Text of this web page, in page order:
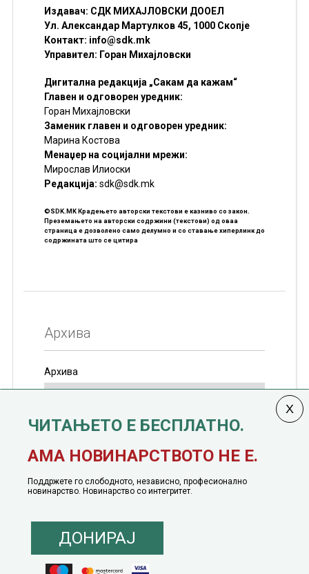
Издавач: СДК МИХАЈЛОВСКИ ДООЕЛ
Ул. Александар Мартулков 45, 1000 Скопје
Контакт: info@sdk.mk
Управител: Горан Михајловски
Дигитална редакција „Сакам да кажам“
Главен и одговорен уредник:
Горан Михајловски
Заменик главен и одговорен уредник:
Марина Костова
Менаџер на социјални мрежи:
Мирослав Илиоски
Редакцијa: sdk@sdk.mk
©SDK.MK Крадењето авторски текстови е казниво со закон.
Преземањето на авторски содржини (текстови) од оваа
страница е дозволено само делумно и со ставање хиперлинк до
содржината што се цитира
Архива
Архива
јануари, 1991 година
© 2016 - 2026 Сакам Да Кажам. Сите права задржани |
Понуда за политичко рекламирање
ЧИТАЊЕТО Е БЕСПЛАТНО.
АМА НОВИНАРСТВОТО НЕ Е.
Поддржете го слободното, независно, професионално
новинарство. Новинарство со интегритет.
ДОНИРАЈ